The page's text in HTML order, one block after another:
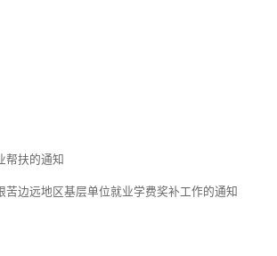
帮扶的通知
边远地区基层单位就业学费奖补工作的通知